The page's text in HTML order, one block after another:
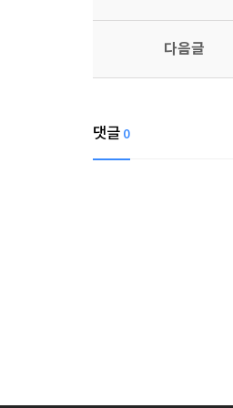
다음글
댓글 0